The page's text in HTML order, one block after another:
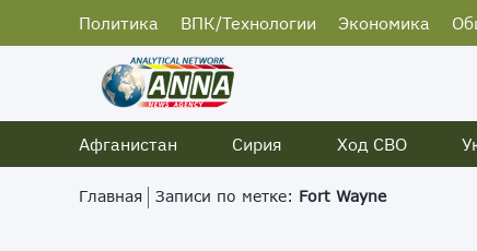
Политика ВПК/Технологии Экономика
Афганистан
Сирия Ход СВО
Главная Записи по метке: Fort Wayne